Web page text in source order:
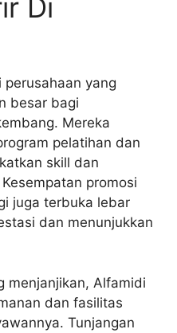
Di
yang
besar bagi
Mereka
pelatihan dan
skill dan
promosi
juga terbuka lebar
dan menunjukkan
menjanjikan, Alfamidi
dan fasilitas
Tunjangan